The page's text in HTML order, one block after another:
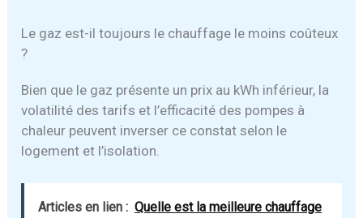
Le gaz est-il toujours le chauffage le moins coûteux
?
Bien que le gaz présente un prix au kWh inférieur, la
volatilité des tarifs et l’efficacité des pompes à
chaleur peuvent inverser ce constat selon le
logement et l’isolation.
Articles en lien : Quelle est la meilleure chauffage